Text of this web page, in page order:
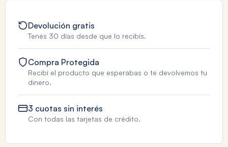
Devolución gratis
Tenés 30 días desde que lo recibís.
Compra Protegida
Recibí el producto que esperabas o te devolvemos tu
dinero.
3 cuotas sin interés
Con todas las tarjetas de crédito.